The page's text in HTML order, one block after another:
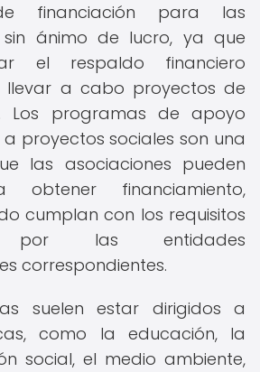
financiación para las
sin ánimo de lucro, ya que
el respaldo financiero
llevar a cabo proyectos de
Los programas de apoyo
proyectos sociales son una
las asociaciones pueden
obtener financiamiento,
cumplan con los requisitos
por las entidades
correspondientes.
suelen estar dirigidos a
como la educación, la
social, el medio ambiente,